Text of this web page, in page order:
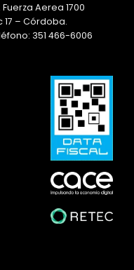
Fuerza Aerea 1700
17 – Córdoba.
351 466-6006